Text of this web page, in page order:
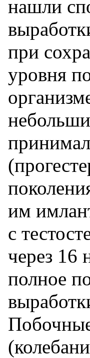
нашли
при
уровня
(
им
с
через 16
полное
(